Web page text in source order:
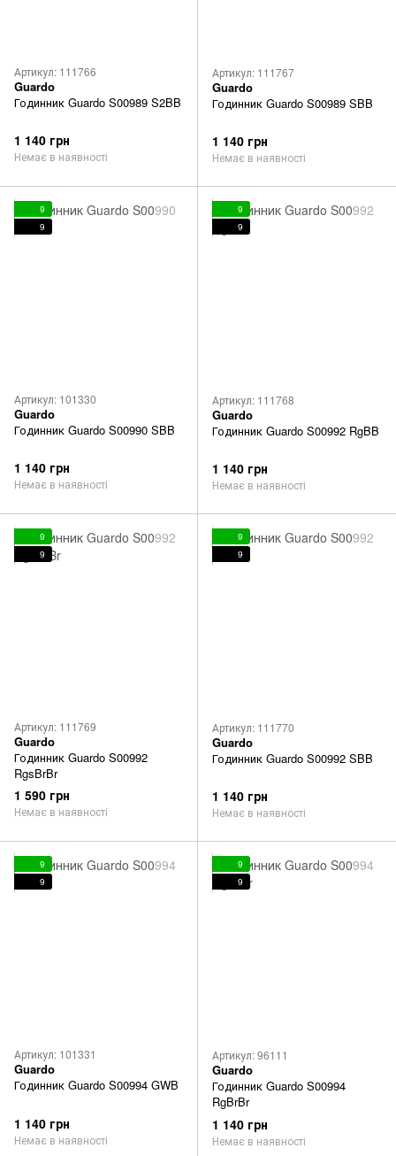
Артикул: 111766
Guardo
Годинник Guardo S00989 S2BB
1 140 грн
Немає в наявності
Артикул: 111767
Guardo
Годинник Guardo S00989 SBB
1 140 грн
Немає в наявності
9
9
Артикул: 101330
Guardo
Годинник Guardo S00990 SBB
1 140 грн
Немає в наявності
9
9
Артикул: 111768
Guardo
Годинник Guardo S00992 RgBB
1 140 грн
Немає в наявності
9
9
Артикул: 111769
Guardo
Годинник Guardo S00992
RgsBrBr
1 590 грн
Немає в наявності
9
9
Артикул: 111770
Guardo
Годинник Guardo S00992 SBB
1 140 грн
Немає в наявності
9
9
Артикул: 101331
Guardo
Годинник Guardo S00994 GWB
1 140 грн
Немає в наявності
9
9
Артикул: 96111
Guardo
Годинник Guardo S00994
RgBrBr
1 140 грн
Немає в наявності